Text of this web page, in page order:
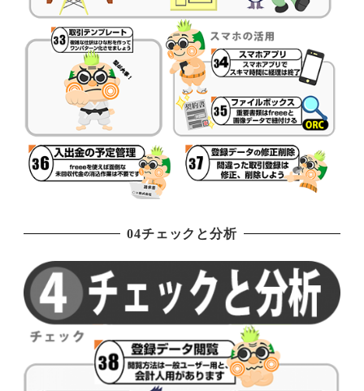
04チェックと分析